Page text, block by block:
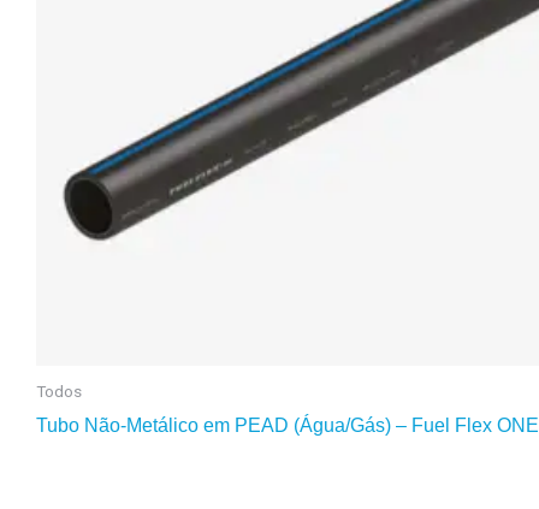
Todos
Tubo Não-Metálico em PEAD (Água/Gás) – Fuel Flex ONE